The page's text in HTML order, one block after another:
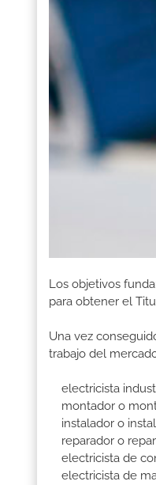
Los objetivos
para obtener el
Una vez
trabajo del
electricista
montador o
instalador o
reparador o
electricista de
electricista de